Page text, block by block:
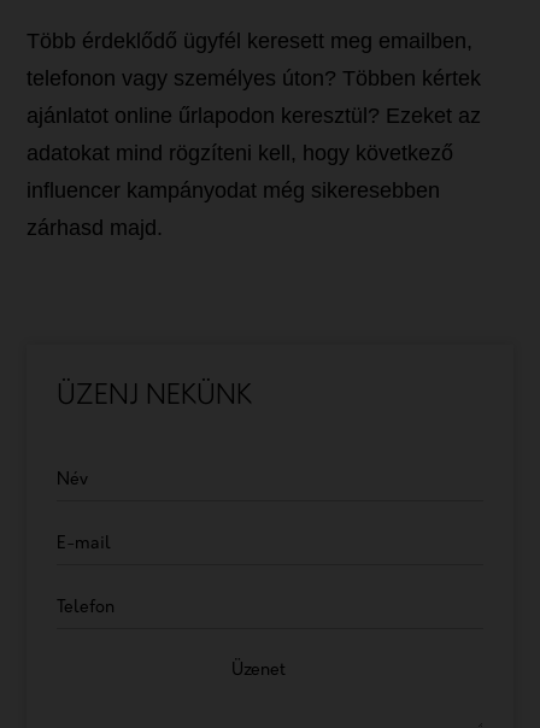
Több érdeklődő ügyfél keresett meg emailben,
telefonon vagy személyes úton? Többen kértek
ajánlatot online űrlapodon keresztül? Ezeket az
adatokat mind rögzíteni kell, hogy következő
influencer kampányodat még sikeresebben
zárhasd majd.
ÜZENJ NEKÜNK
Név
E-mail
Telefon
Üzenet